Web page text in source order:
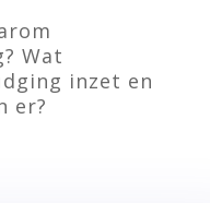
Wat
inzet en
er?